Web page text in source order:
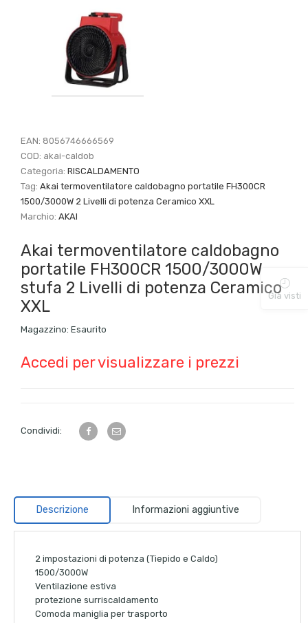
EAN: 8056746666569
COD: akai-caldob
Categoria:RISCALDAMENTO
Tag:Akai termoventilatore caldobagno portatile FH300CR
1500/3000W 2 Livelli di potenza Ceramico XXL
Marchio:AKAI
Akai termoventilatore caldobagno
portatile FH300CR 1500/3000W
stufa 2 Livelli di potenza Ceramico
XXL
Magazzino: Esaurito
Accedi per visualizzare i prezzi
Condividi:
Descrizione Informazioni aggiuntive
2 impostazioni di potenza (Tiepido e Caldo)
1500/3000W
Ventilazione estiva
protezione surriscaldamento
Comoda maniglia per trasporto
Già visti